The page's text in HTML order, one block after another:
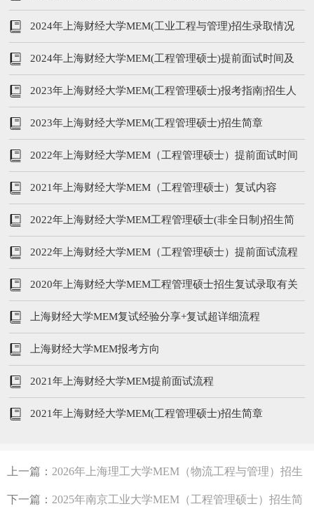
绍
2024年上海财经大学MEM(工业工程与管理)招生录取情况
分析
2024年上海财经大学MEM(工程管理硕士)提前面试时间及
面试内容
2023年上海财经大学MEM(工程管理硕士)报考指南|招生人
数、学费、提前面试等
2023年上海财经大学MEM(工程管理硕士)招生简章
2022年上海财经大学MEM（工程管理硕士）提前面试时间
及面试内容
2021年上海财经大学MEM（工程管理硕士）复试内容
2022年上海财经大学MEM工程管理硕士(非全日制)招生简
章
2022年上海财经大学MEM（工程管理硕士）提前面试流程
2020年上海财经大学MEM工程管理硕士招生复试录取有关
事项
上海财经大学MEM复试经验分享+复试超详细流程
上海财经大学MEM报考方向
2021年上海财经大学MEM提前面试流程
2021年上海财经大学MEM(工程管理硕士)招生简章
上一篇： 2026年上海理工大学MEM（物流工程与管理）招生
简章
下一篇： 2025年南京工业大学MEM（工程管理硕士）招生简